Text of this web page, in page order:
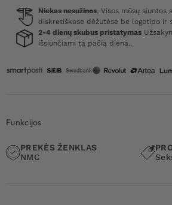
Sheet
Red
227x158
Niekas nesužinos, Visos mūsų siuntos
diskretiškose dėžutėse be logotipo ir
2-4 dienų skubus pristatymas
išsiunčiami tą pačią dieną..
Funkcijos
PREKĖS ŽENKLAS
NMC